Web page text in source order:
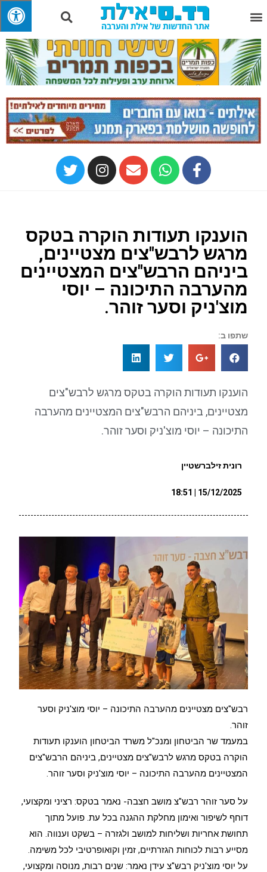
הוענקו תעודות הוקרה בטקס
מרגש לרבש"צים מצטיינים,
ביניהם הרבש"צים המצטיינים
מהערבה התיכונה – יוסי
מוצ'ניק וסער זוהר.
שתפו ב:
הוענקו תעודות הוקרה בטקס מרגש לרבש"צים
מצטיינים, ביניהם הרבש"צים המצטיינים מהערבה
התיכונה – יוסי מוצ'ניק וסער זוהר.
רונית זילברשטיין
15/12/2025 | 18:51
רבש"צים מצטיינים מהערבה התיכונה – יוסי מוצ'ניק וסער
זוהר.
במעמד שר הביטחון ומנכ"ל משרד הביטחון הוענקו תעודות
הוקרה בטקס מרגש לרבש"צים מצטיינים, ביניהם הרבש"צים
המצטיינים מהערבה התיכונה – יוסי מוצ'ניק וסער זוהר.
על סער זוהר רבש"צ מושב חצבה- נאמר בטקס: רציני ומקצועי,
דוחף לשיפור ואימון מחלקת ההגנה בכל עת. פועל מתוך
תחושת אחריות ושליחות למושב ולגזרה – בשקט וענווה. הוא
מסייע רבות לכוחות הגזרתיים, זמין וקואופרטיבי לכל משימה.
על יוסי מוצ'ניק רבש"צ עידן נאמר: שנים רבות, מנוסה ומקצועי,